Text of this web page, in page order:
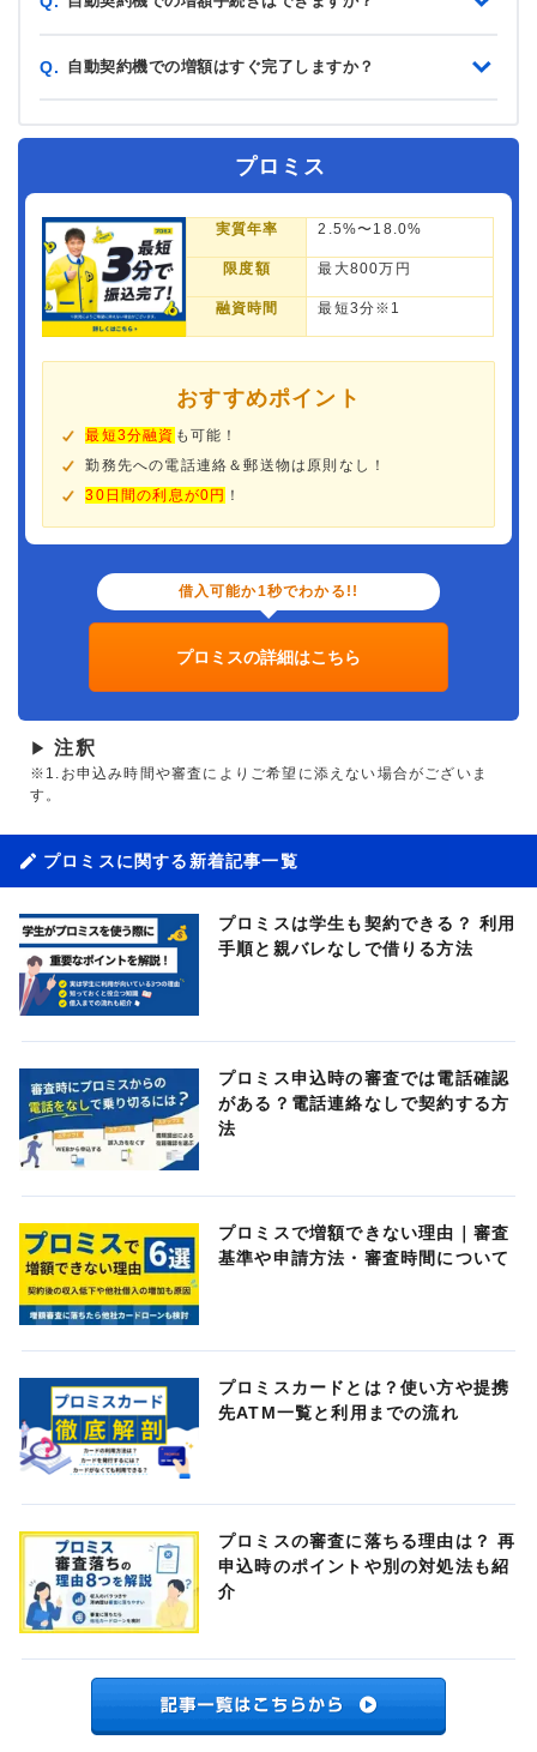
Q. 自動契約機での増額はすぐ完了しますか？
プロミス
実質年率 2.5%〜18.0%
限度額 最大800万円
融資時間 最短3分※1
おすすめポイント
最短3分融資 も可能！
勤務先への電話連絡＆郵送物は原則なし！
30日間の利息が0円 ！
借入可能か1秒でわかる!!
プロミスの詳細はこちら
▶ 注釈
※1.お申込み時間や審査によりご希望に添えない場合がございま
す。
プロミスに関する新着記事一覧
プロミスは学生も契約できる？ 利用
手順と親バレなしで借りる方法
プロミス申込時の審査では電話確認
がある？電話連絡なしで契約する方
法
プロミスで増額できない理由｜審査
基準や申請方法・審査時間について
プロミスカードとは？使い方や提携
先ATM一覧と利用までの流れ
プロミスの審査に落ちる理由は？ 再
申込時のポイントや別の対処法も紹
介